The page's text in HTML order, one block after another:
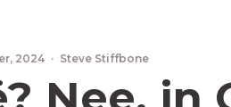
2024 · Steve Stiffbone